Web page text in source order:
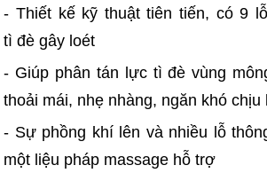
- Thiết kế kỹ thuật tiên tiến, có 9
tì đè gây loét
- Giúp phân tán lực tì đè vùng
thoải mái, nhẹ nhàng, ngăn khó chịu
- Sự phồng khí lên và nhiều lỗ
một liệu pháp massage hỗ trợ